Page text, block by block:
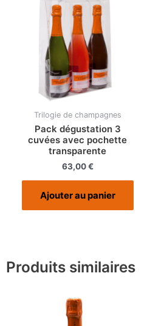
Trilogie de champagnes
Pack dégustation 3
cuvées avec pochette
transparente
63,00€
Ajouter au panier
Produits similaires